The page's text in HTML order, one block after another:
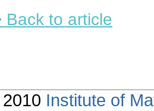
Back to article
Institute of